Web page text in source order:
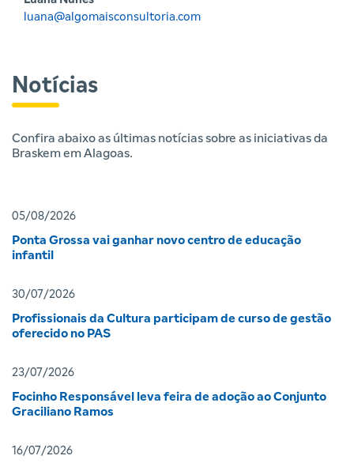
luana@algomaisconsultoria.com
Notícias
Confira abaixo as últimas notícias sobre as iniciativas da
Braskem em Alagoas.
05/08/2026
Ponta Grossa vai ganhar novo centro de educação
infantil
30/07/2026
Profissionais da Cultura participam de curso de gestão
oferecido no PAS
23/07/2026
Focinho Responsável leva feira de adoção ao Conjunto
Graciliano Ramos
16/07/2026